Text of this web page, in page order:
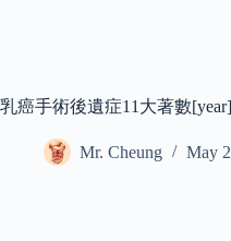
乳癌手術後遺症11大著數
Mr. Cheung May